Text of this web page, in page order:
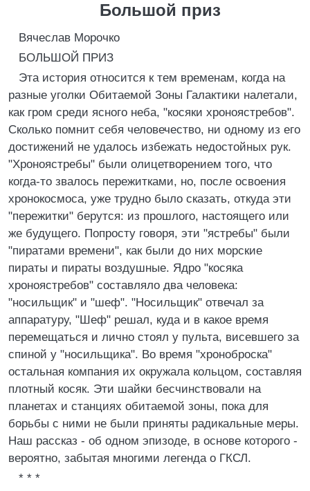
Большой приз
Вячеслав Морочко
БОЛЬШОЙ ПРИЗ
Эта история относится к тем временам, когда на
разные уголки Обитаемой Зоны Галактики налетали,
как гром среди ясного неба, "косяки хроноястребов".
Сколько помнит себя человечество, ни одному из его
достижений не удалось избежать недостойных рук.
"Хроноястребы" были олицетворением того, что
когда-то звалось пережитками, но, после освоения
хронокосмоса, уже трудно было сказать, откуда эти
"пережитки" берутся: из прошлого, настоящего или
же будущего. Попросту говоря, эти "ястребы" были
"пиратами времени", как были до них морские
пираты и пираты воздушные. Ядро "косяка
хроноястребов" составляло два человека:
"носильщик" и "шеф". "Носильщик" отвечал за
аппаратуру, "Шеф" решал, куда и в какое время
перемещаться и лично стоял у пульта, висевшего за
спиной у "носильщика". Во время "хроноброска"
остальная компания их окружала кольцом, составляя
плотный косяк. Эти шайки бесчинствовали на
планетах и станциях обитаемой зоны, пока для
борьбы с ними не были приняты радикальные меры.
Наш рассказ - об одном эпизоде, в основе которого -
вероятно, забытая многими легенда о ГКСЛ.
* * *